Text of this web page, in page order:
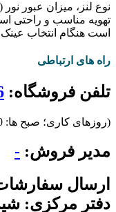
تهویه مناسب و راحتی
است هنگام انتخاب
راه های ارتباطی
تلفن فروشگاه:
(روزهای کاری؛ صبح ها: 10 تا 13:00 و عصرها 17 تا 21)
مدیر فروش: -
ارسال
دفتر مرکزی: